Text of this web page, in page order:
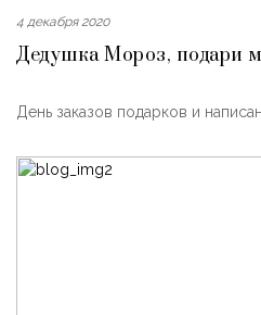
4 декабря 2020
Дедушка Мороз, подари
День заказов подарков и